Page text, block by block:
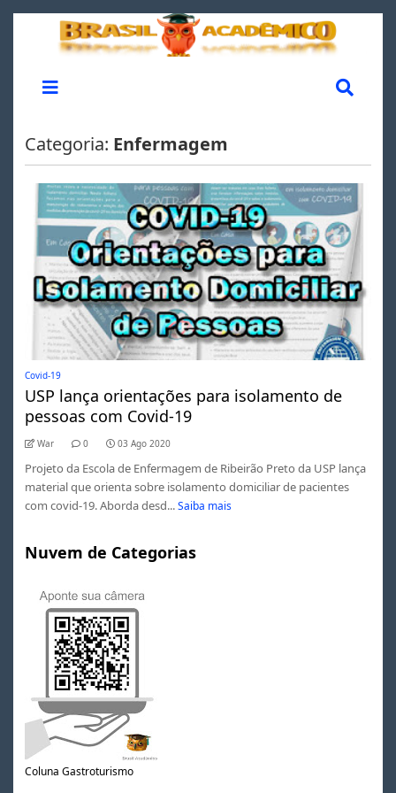
Categoria: Enfermagem
Covid-19
USP lança orientações para isolamento de
pessoas com Covid-19
War 0 03 Ago 2020
Projeto da Escola de Enfermagem de Ribeirão Preto da USP lança
material que orienta sobre isolamento domiciliar de pacientes
com covid-19. Aborda desd... Saiba mais
Nuvem de Categorias
Coluna Gastroturismo